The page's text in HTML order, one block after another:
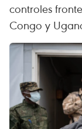
controles
Congo y